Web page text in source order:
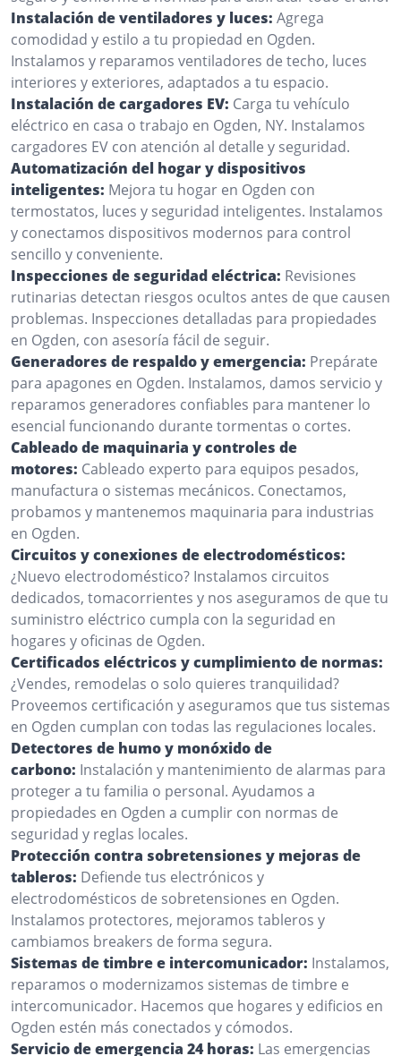
Instalación de ventiladores y luces: Agrega
comodidad y estilo a tu propiedad en Ogden.
Instalamos y reparamos ventiladores de techo, luces
interiores y exteriores, adaptados a tu espacio.
Instalación de cargadores EV: Carga tu vehículo
eléctrico en casa o trabajo en Ogden, NY. Instalamos
cargadores EV con atención al detalle y seguridad.
Automatización del hogar y dispositivos
inteligentes: Mejora tu hogar en Ogden con
termostatos, luces y seguridad inteligentes. Instalamos
y conectamos dispositivos modernos para control
sencillo y conveniente.
Inspecciones de seguridad eléctrica: Revisiones
rutinarias detectan riesgos ocultos antes de que causen
problemas. Inspecciones detalladas para propiedades
en Ogden, con asesoría fácil de seguir.
Generadores de respaldo y emergencia: Prepárate
para apagones en Ogden. Instalamos, damos servicio y
reparamos generadores confiables para mantener lo
esencial funcionando durante tormentas o cortes.
Cableado de maquinaria y controles de
motores: Cableado experto para equipos pesados,
manufactura o sistemas mecánicos. Conectamos,
probamos y mantenemos maquinaria para industrias
en Ogden.
Circuitos y conexiones de electrodomésticos:
¿Nuevo electrodoméstico? Instalamos circuitos
dedicados, tomacorrientes y nos aseguramos de que tu
suministro eléctrico cumpla con la seguridad en
hogares y oficinas de Ogden.
Certificados eléctricos y cumplimiento de normas:
¿Vendes, remodelas o solo quieres tranquilidad?
Proveemos certificación y aseguramos que tus sistemas
en Ogden cumplan con todas las regulaciones locales.
Detectores de humo y monóxido de
carbono: Instalación y mantenimiento de alarmas para
proteger a tu familia o personal. Ayudamos a
propiedades en Ogden a cumplir con normas de
seguridad y reglas locales.
Protección contra sobretensiones y mejoras de
tableros: Defiende tus electrónicos y
electrodomésticos de sobretensiones en Ogden.
Instalamos protectores, mejoramos tableros y
cambiamos breakers de forma segura.
Sistemas de timbre e intercomunicador: Instalamos,
reparamos o modernizamos sistemas de timbre e
intercomunicador. Hacemos que hogares y edificios en
Ogden estén más conectados y cómodos.
Servicio de emergencia 24 horas: Las emergencias